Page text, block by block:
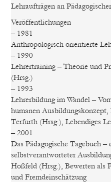
Lehraufträgen an
Veröffentlichungen
– 1981
Anthropologisch orientierte
– 1990
Lehrertraining – Theorie und
(Hrsg.)
– 1993
Lehrerbildung im Wandel –
humanen
Terfurth (Hrsg.), Lebendiges
– 2001
Das Pädagogische Tagebuch
selbstverantworteter
Hoßfeld (Hrsg.), Bewerten als
und Fremdeinschätzung